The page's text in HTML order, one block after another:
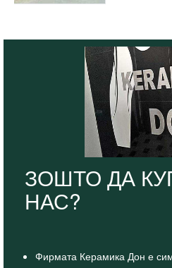
ЗОШТО ДА
НАС?
Фирмата Керамика Дон е